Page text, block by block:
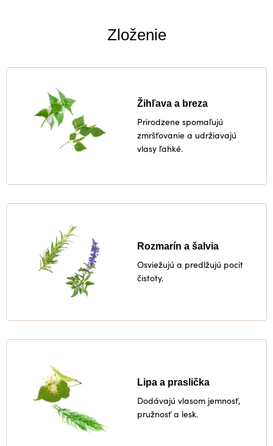
Zloženie
Žihľava a breza
Prirodzene spomaľujú
zmršťovanie a udržiavajú
vlasy ľahké.
Rozmarín a šalvia
Osviežujú a predlžujú pocit
čistoty.
Lipa a praslička
Dodávajú vlasom jemnosť,
pružnosť a lesk.